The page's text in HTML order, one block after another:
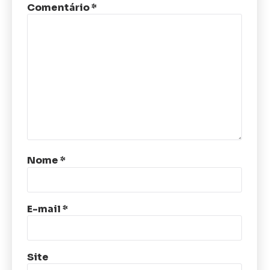
Comentário*
Nome*
E-mail*
Site